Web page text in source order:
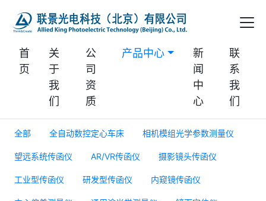
首
页
关
于
我
们
公
司
资
质
产品中心
新
闻
中
心
联
系
我
们
全部 全自动数控定心车床 相机模组光学参数测量仪
望远系统传函仪 AR/VR传函仪 摄影镜头传函仪
工业型传函仪 研发型传函仪 内窥镜传函仪